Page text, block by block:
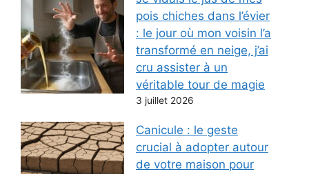
pois chiches dans l’évier
: le jour où mon voisin l’a
transformé en neige, j’ai
cru assister à un
véritable tour de magie
3 juillet 2026
Canicule : le geste
crucial à adopter autour
de votre maison pour